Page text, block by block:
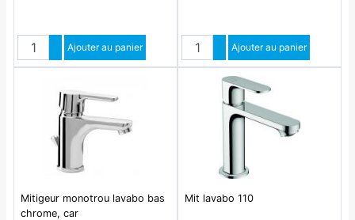
QuantitéAugmenter quantité
Diminuer quantité
Ajouter au panier QuantitéAugmenter quantité
Diminuer quantité
Ajouter au panier
Mitigeur monotrou lavabo bas
chrome, car
Mit lavabo 110